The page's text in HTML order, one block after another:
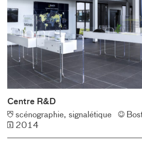
Centre R&D
Typologie
scénographie signalétique
Année
2014